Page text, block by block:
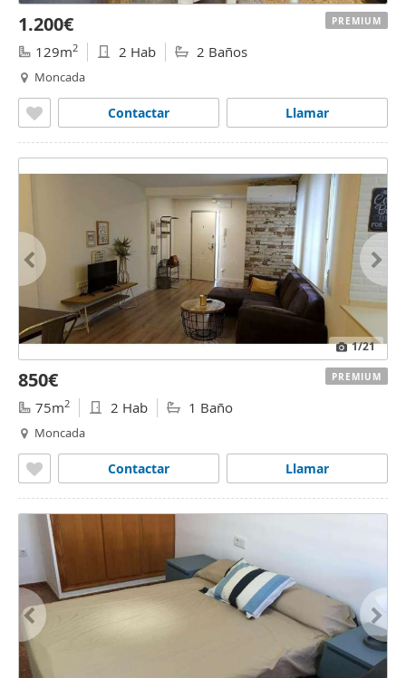
1.200€
129m2 2 Hab 2 Baños
Moncada
Llamar
Contactar
PREMIUM
1/21
850€
75m2 2 Hab 1 Baño
Moncada
Llamar
Contactar
PREMIUM